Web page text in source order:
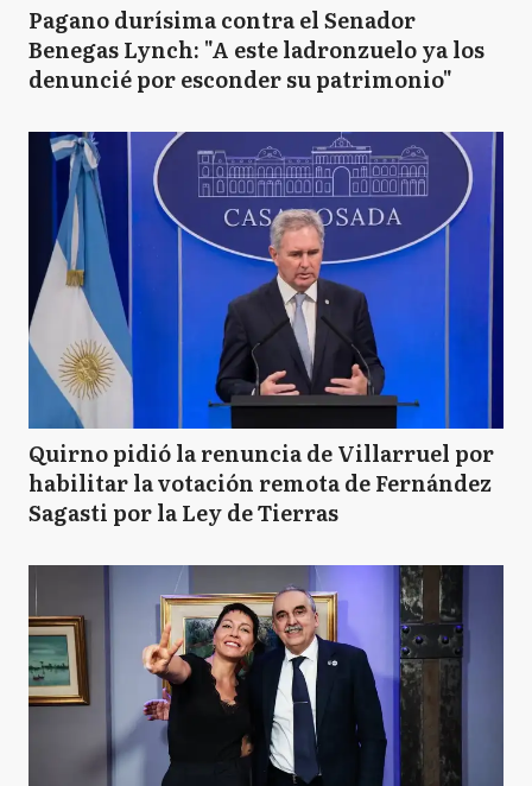
Pagano durísima contra el Senador
Benegas Lynch: "A este ladronzuelo ya los
denuncié por esconder su patrimonio"
Quirno pidió la renuncia de Villarruel por
habilitar la votación remota de Fernández
Sagasti por la Ley de Tierras